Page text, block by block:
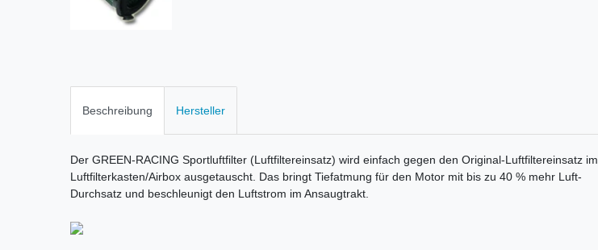
Beschreibung Hersteller
Der GREEN-RACING Sportluftfilter (Luftfiltereinsatz) wird einfach gegen den Original-Luftfiltereinsatz im
Luftfilterkasten/Airbox ausgetauscht. Das bringt Tiefatmung für den Motor mit bis zu 40 % mehr Luft-
Durchsatz und beschleunigt den Luftstrom im Ansaugtrakt.